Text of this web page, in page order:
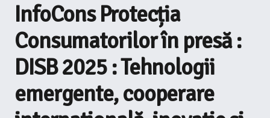
InfoCons Protecția
Consumatorilor în presă :
DISB 2025 : Tehnologii
emergente, cooperare